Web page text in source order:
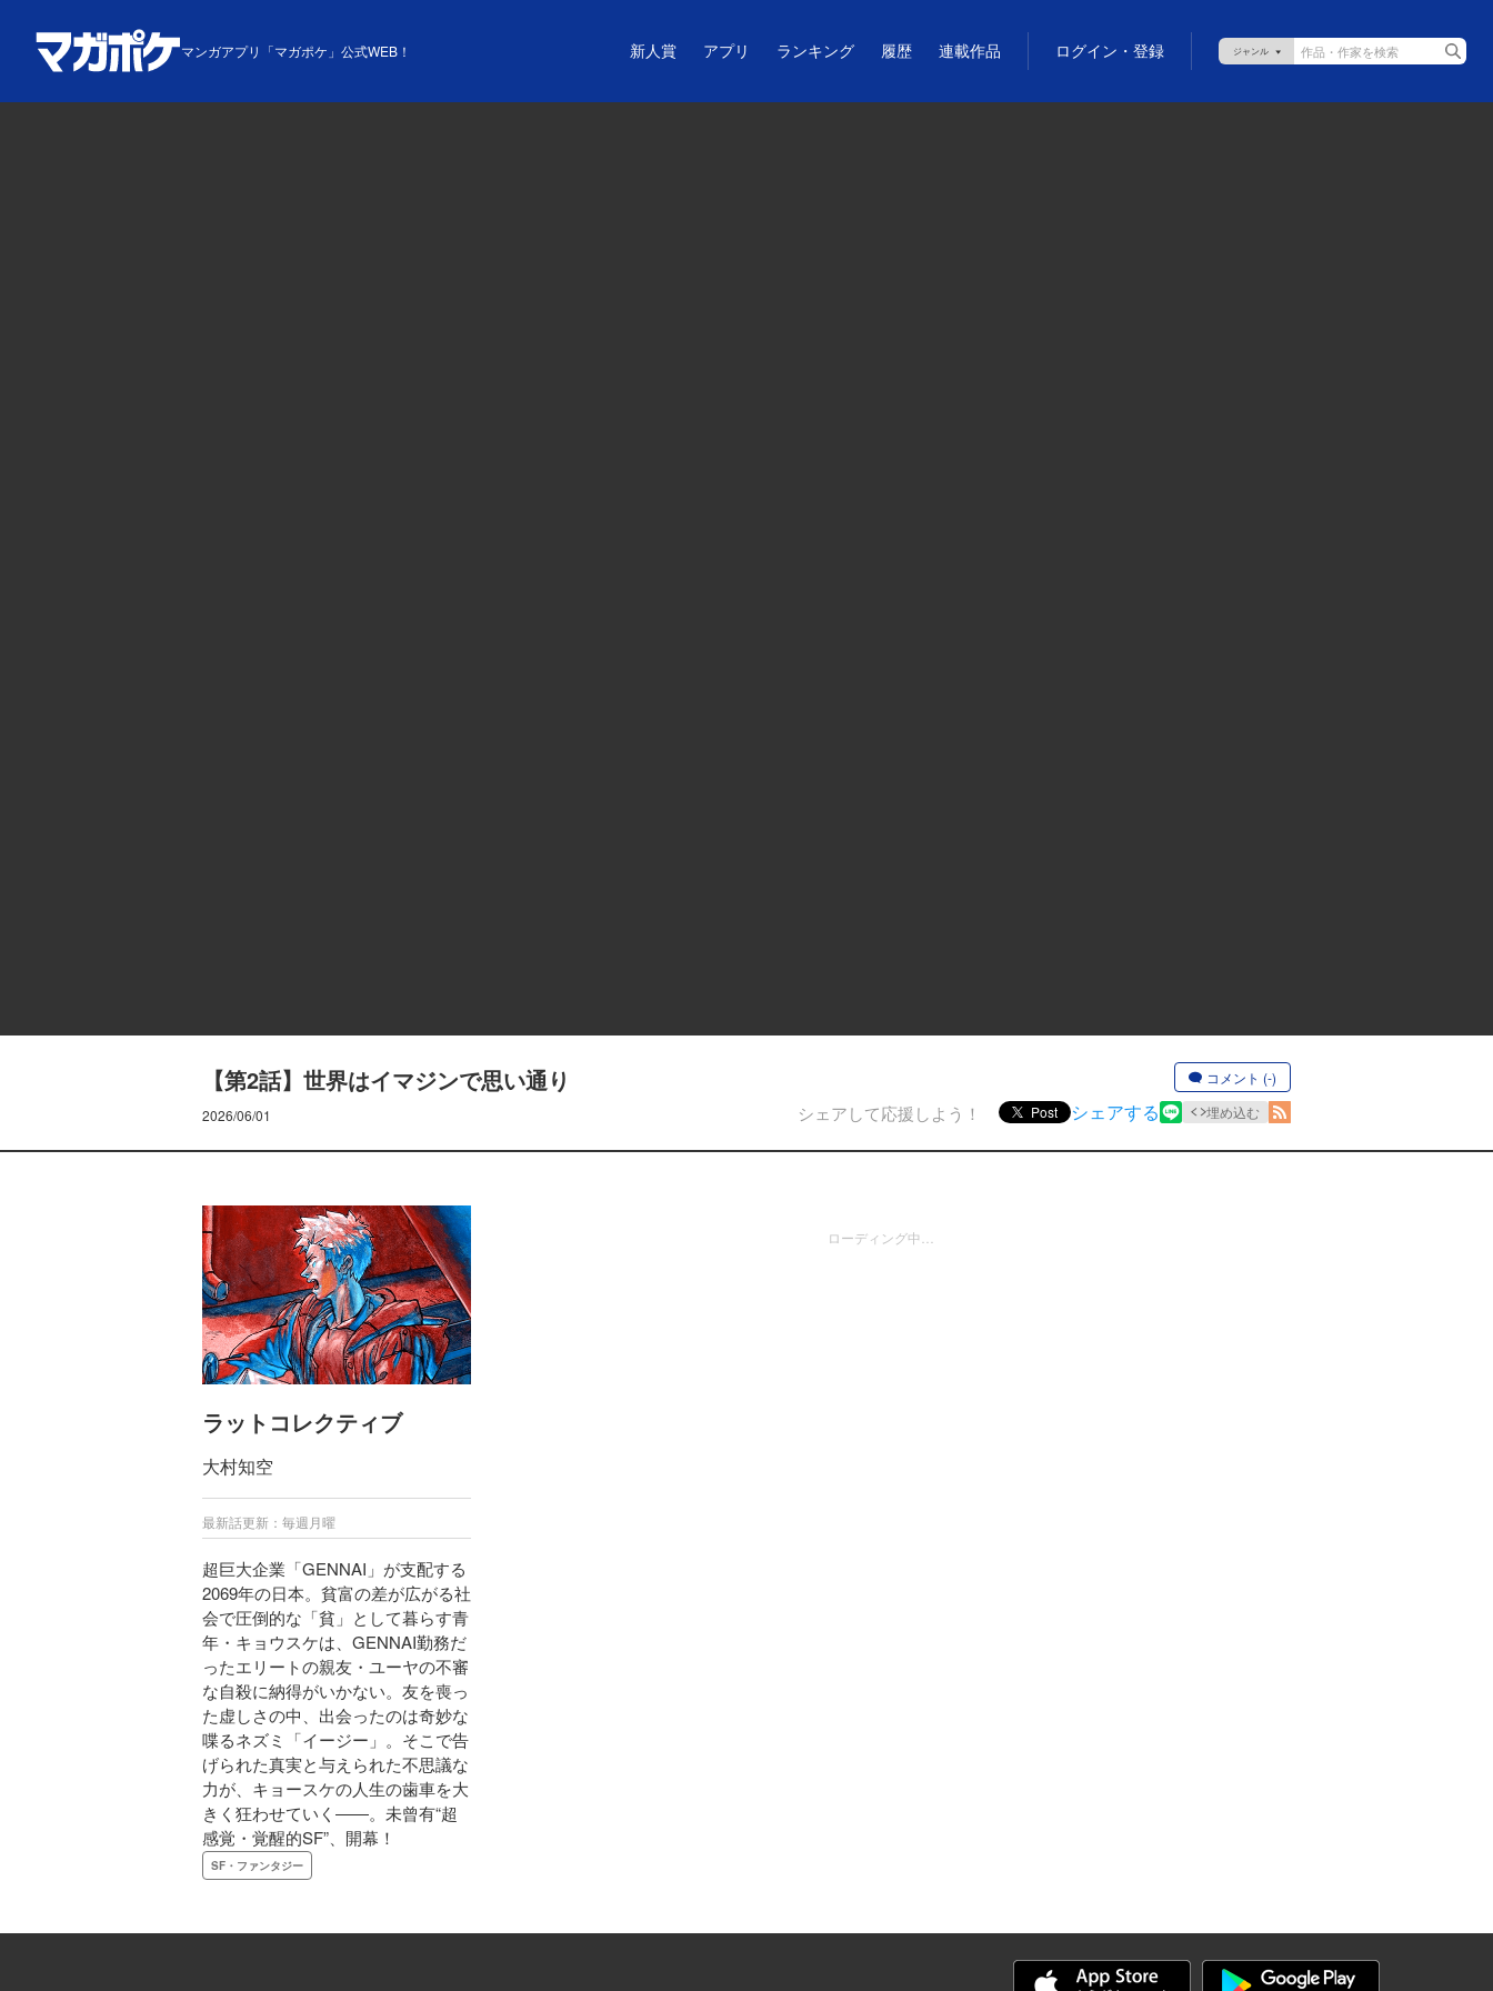
マンガアプリ「マガポケ」公式WEB！ 新人賞 アプリ ランキング 履歴 連載作品 ログイン・登録
【第2話】世界はイマジンで思い通り
2026/06/01
コメント (-)
シェアして応援しよう！ Post シェアする 埋め込む
ラットコレクティブ
大村知空
最新話更新：毎週月曜
超巨大企業「GENNAI」が支配する
2069年の日本。貧富の差が広がる社
会で圧倒的な「貧」として暮らす青
年・キョウスケは、GENNAI勤務だ
ったエリートの親友・ユーヤの不審
な自殺に納得がいかない。友を喪っ
た虚しさの中、出会ったのは奇妙な
喋るネズミ「イージー」。そこで告
げられた真実と与えられた不思議な
力が、キョースケの人生の歯車を大
きく狂わせていく――。未曾有“超
感覚・覚醒的SF”、開幕！
SF・ファンタジー
ローディング中…